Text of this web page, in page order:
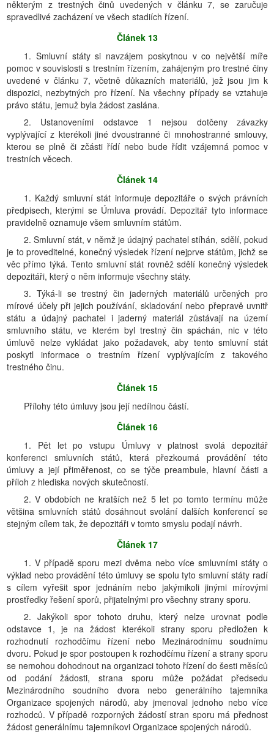
některým z trestných činů uvedených v článku 7, se zaručuje
spravedlivé zacházení ve všech stadiích řízení.
Článek 13
1. Smluvní státy si navzájem poskytnou v co největší míře
pomoc v souvislosti s trestním řízením, zahájeným pro trestné činy
uvedené v článku 7, včetně důkazních materiálů, jež jsou jim k
dispozici, nezbytných pro řízení. Na všechny případy se vztahuje
právo státu, jemuž byla žádost zaslána.
2. Ustanoveními odstavce 1 nejsou dotčeny závazky
vyplývající z kterékoli jiné dvoustranné či mnohostranné smlouvy,
kterou se plně či zčásti řídí nebo bude řídit vzájemná pomoc v
trestních věcech.
Článek 14
1. Každý smluvní stát informuje depozitáře o svých právních
předpisech, kterými se Úmluva provádí. Depozitář tyto informace
pravidelně oznamuje všem smluvním státům.
2. Smluvní stát, v němž je údajný pachatel stíhán, sdělí, pokud
je to proveditelné, konečný výsledek řízení nejprve státům, jichž se
věc přímo týká. Tento smluvní stát rovněž sdělí konečný výsledek
depozitáři, který o něm informuje všechny státy.
3. Týká-li se trestný čin jaderných materiálů určených pro
mírové účely při jejich používání, skladování nebo přepravě uvnitř
státu a údajný pachatel i jaderný materiál zůstávají na území
smluvního státu, ve kterém byl trestný čin spáchán, nic v této
úmluvě nelze vykládat jako požadavek, aby tento smluvní stát
poskytl informace o trestním řízení vyplývajícím z takového
trestného činu.
Článek 15
Přílohy této úmluvy jsou její nedílnou částí.
Článek 16
1. Pět let po vstupu Úmluvy v platnost svolá depozitář
konferenci smluvních států, která přezkoumá provádění této
úmluvy a její přiměřenost, co se týče preambule, hlavní části a
příloh z hlediska nových skutečností.
2. V obdobích ne kratších než 5 let po tomto termínu může
většina smluvních států dosáhnout svolání dalších konferencí se
stejným cílem tak, že depozitáři v tomto smyslu podají návrh.
Článek 17
1. V případě sporu mezi dvěma nebo více smluvními státy o
výklad nebo provádění této úmluvy se spolu tyto smluvní státy radí
s cílem vyřešit spor jednáním nebo jakýmikoli jinými mírovými
prostředky řešení sporů, přijatelnými pro všechny strany sporu.
2. Jakýkoli spor tohoto druhu, který nelze urovnat podle
odstavce 1, je na žádost kterékoli strany sporu předložen k
rozhodnutí rozhodčímu řízení nebo Mezinárodnímu soudnímu
dvoru. Pokud je spor postoupen k rozhodčímu řízení a strany sporu
se nemohou dohodnout na organizaci tohoto řízení do šesti měsíců
od podání žádosti, strana sporu může požádat předsedu
Mezinárodního soudního dvora nebo generálního tajemníka
Organizace spojených národů, aby jmenoval jednoho nebo více
rozhodců. V případě rozporných žádostí stran sporu má přednost
žádost generálnímu tajemníkovi Organizace spojených národů.